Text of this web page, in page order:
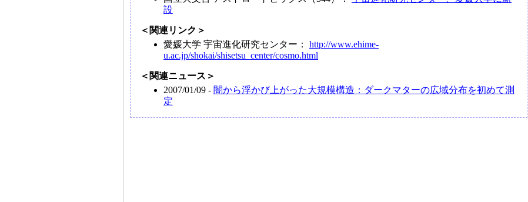
設
＜関連リンク＞
愛媛大学 宇宙進化研究センター： http://www.ehime-
u.ac.jp/shokai/shisetsu_center/cosmo.html
＜関連ニュース＞
2007/01/09 - 闇から浮かび上がった大規模構造：ダークマターの広域分布を初めて測
定